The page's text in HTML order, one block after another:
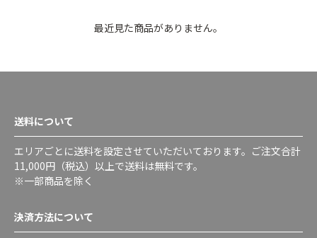
最近見た商品がありません。
送料について
エリアごとに送料を設定させていただいております。ご注文合計
11,000円（税込）以上で送料は無料です。
※一部商品を除く
決済方法について